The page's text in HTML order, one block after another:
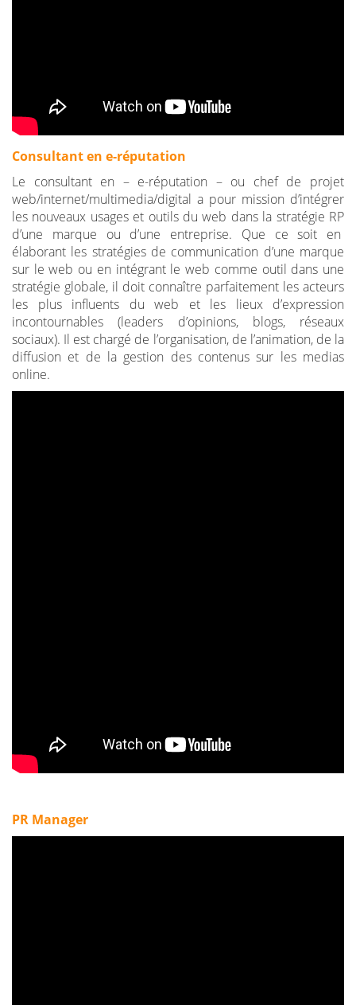
Consultant en e-réputation
Le consultant en – e-réputation – ou chef de projet
web/internet/multimedia/digital a pour mission d’intégrer
les nouveaux usages et outils du web dans la stratégie RP
d’une marque ou d’une entreprise. Que ce soit en
élaborant les stratégies de communication d’une marque
sur le web ou en intégrant le web comme outil dans une
stratégie globale, il doit connaître parfaitement les acteurs
les plus influents du web et les lieux d’expression
incontournables (leaders d’opinions, blogs, réseaux
sociaux). Il est chargé de l’organisation, de l’animation, de la
diffusion et de la gestion des contenus sur les medias
online.
PR Manager